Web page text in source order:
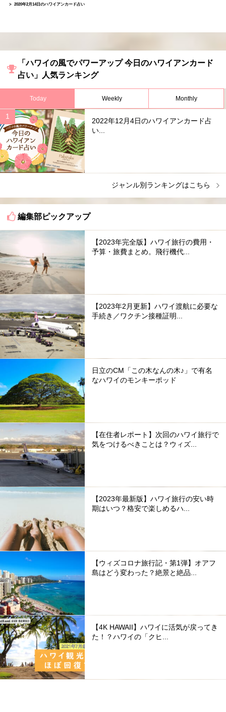
2020年2月14日のハワイアンカード占い
「ハワイの風でパワーアップ 今日のハワイアンカード
占い」人気ランキング
Today Weekly Monthly
2022年12月4日のハワイアンカード占
い...
ジャンル別ランキングはこちら
編集部ピックアップ
【2023年完全版】ハワイ旅行の費用・
予算・旅費まとめ。飛行機代...
【2023年2月更新】ハワイ渡航に必要な
手続き／ワクチン接種証明...
日立のCM「この木なんの木♪」で有名
なハワイのモンキーポッド
【在住者レポート】次回のハワイ旅行で
気をつけるべきことは？ウィズ...
【2023年最新版】ハワイ旅行の安い時
期はいつ？格安で楽しめるハ...
【ウィズコロナ旅行記・第1弾】オアフ
島はどう変わった？絶景と絶品...
【4K HAWAII】ハワイに活気が戻ってき
た！？ハワイの「クヒ...